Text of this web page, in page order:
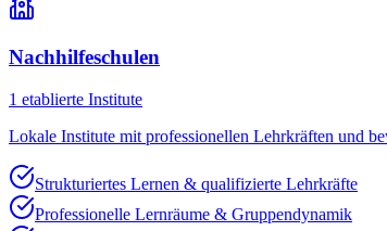
Nachhilfeschulen
1 etablierte Institute
Lokale Institute mit professionellen Lehrkräften und
Strukturiertes Lernen & qualifizierte Lehrkräfte
Professionelle Lernräume & Gruppendynamik